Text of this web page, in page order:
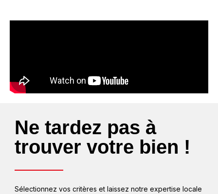
Ne tardez pas à
trouver votre bien !
Sélectionnez vos critères et laissez notre expertise locale